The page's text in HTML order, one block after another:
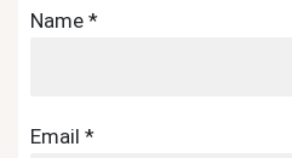
Name *
Email *